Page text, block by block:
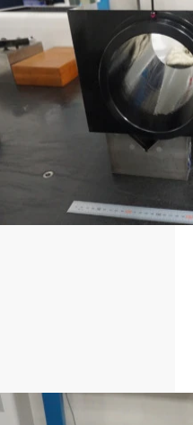
タ、横マシニングセン